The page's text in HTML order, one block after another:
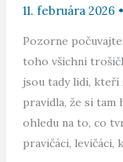
11. februára 2026 •
Pozorne
toho všichni
jsou tady lidi, kteří
pravidla, že si tam
ohledu na to, co
pravičáci, levičáci,